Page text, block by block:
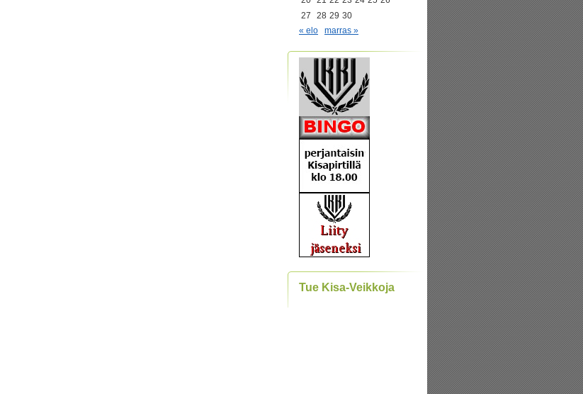
27
28 29 30
« elo
marras »
Tue Kisa-Veikkoja